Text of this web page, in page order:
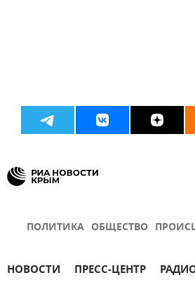
ПОЛИТИКА ОБЩЕСТВО
НОВОСТИ ПРЕСС-ЦЕНТР